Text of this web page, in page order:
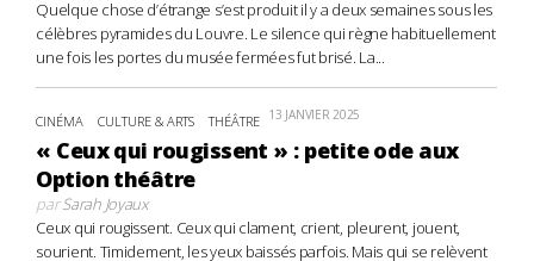
Quelque chose d’étrange s’est produit il y a deux semaines sous les
célèbres pyramides du Louvre. Le silence qui règne habituellement
une fois les portes du musée fermées fut brisé. La...
CINÉMA CULTURE & ARTS THÉÂTRE 13 JANVIER 2025
« Ceux qui rougissent » : petite ode aux
Option théâtre
parSarah Joyaux
Ceux qui rougissent. Ceux qui clament, crient, pleurent, jouent,
sourient. Timidement, les yeux baissés parfois. Mais qui se relèvent